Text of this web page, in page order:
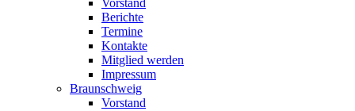
Vorstand
Berichte
Termine
Kontakte
Mitglied werden
Impressum
Braunschweig
Vorstand